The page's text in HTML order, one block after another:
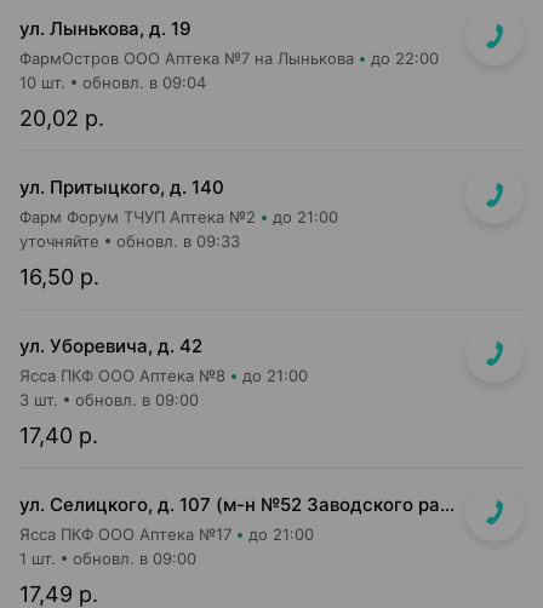
ул. Лынькова, д. 19
ФармОстров ООО Аптека №7 на Лынькова до 22:00
20,02 р.
10 шт. обновл. в 09:04
ул. Притыцкого, д. 140
Фарм Форум ТЧУП Аптека №2 до 21:00
16,50 р.
уточняйте обновл. в 09:33
ул. Уборевича, д. 42
Ясса ПКФ ООО Аптека №8 до 21:00
17,40 р.
3 шт. обновл. в 09:00
ул. Селицкого, д. 107 (м-н №52 Заводского райпищеторга)
Ясса ПКФ ООО Аптека №17 до 21:00
17,49 р.
1 шт. обновл. в 09:00